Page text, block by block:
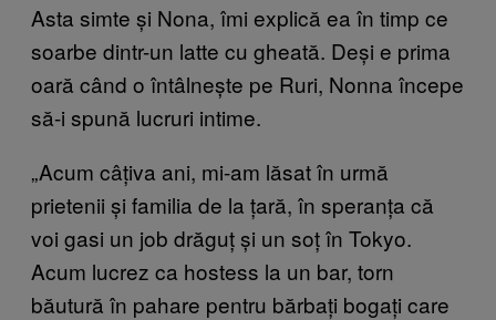
Asta simte și Nona, îmi explică ea în timp ce
soarbe dintr-un latte cu gheată. Deși e prima
oară când o întâlnește pe Ruri, Nonna începe
să-i spună lucruri intime.
„Acum câțiva ani, mi-am lăsat în urmă
prietenii și familia de la țară, în speranța că
voi gasi un job drăguț și un soț în Tokyo.
Acum lucrez ca hostess la un bar, torn
băutură în pahare pentru bărbați bogați care